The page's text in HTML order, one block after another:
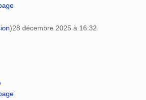
)28 décembre 2025 à 16:32